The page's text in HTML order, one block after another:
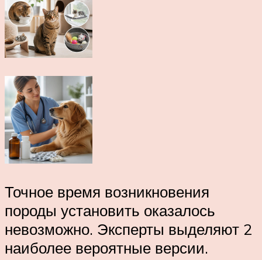
Точное время возникновения
породы установить оказалось
невозможно. Эксперты выделяют 2
наиболее вероятные версии.